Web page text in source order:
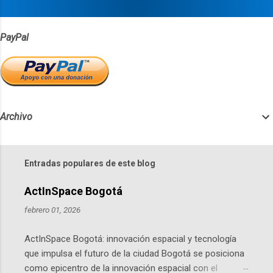
PayPal
Archivo
Entradas populares de este blog
ActInSpace Bogotá
febrero 01, 2026
ActInSpace Bogotá: innovación espacial y tecnología
que impulsa el futuro de la ciudad Bogotá se posiciona
como epicentro de la innovación espacial con el